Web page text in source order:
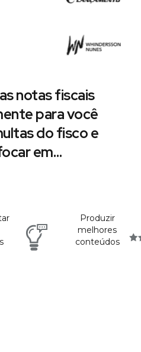
notas fiscais
para você
do fisco e
em…
Produzir
melhores
conteúdos